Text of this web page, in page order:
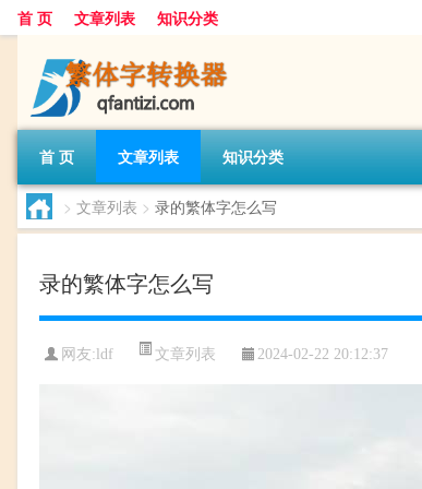
首 页 文章列表 知识分类
首 页 文章列表 知识分类
> 文章列表 > 录的繁体字怎么写
录的繁体字怎么写
网友: ldf 文章列表 2024-02-22 20:12:37